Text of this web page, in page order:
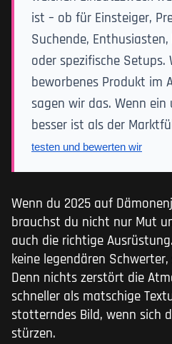
ist – ob für Einsteiger,
Suchende,
oder spezifische Setups.
beworbenes Produkt im
sagen wir das. Wenn ein
besser ist als der
testen und bewerten wir
Wenn du 2025 auf
brauchst du nicht nur Mut
auch die richtige
keine legendären
Denn nichts zerstört die
schneller als matschige
stotterndes Bild, wenn sich
stürzen.